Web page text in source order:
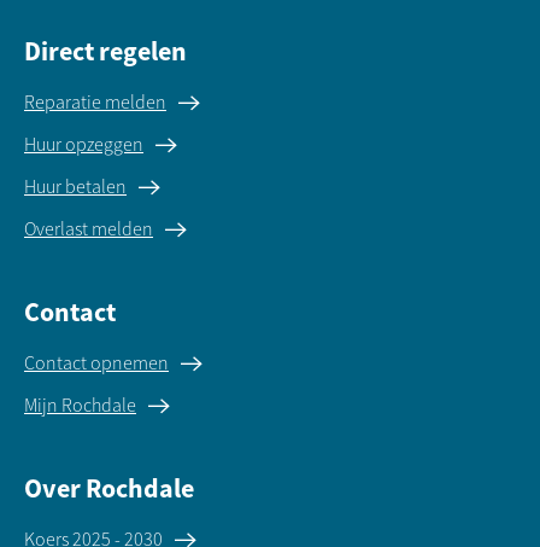
Direct regelen
Reparatie melden
Huur opzeggen
Huur betalen
Overlast melden
Contact
Contact opnemen
Mijn Rochdale
Over Rochdale
Koers 2025 - 2030